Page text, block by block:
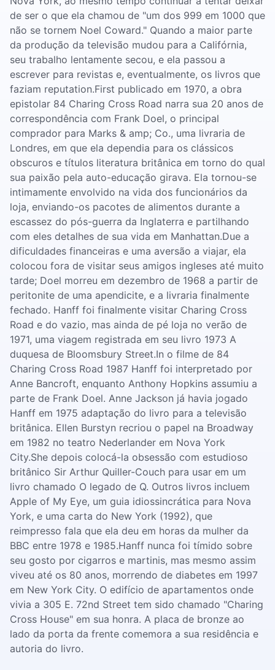
de ser o que ela chamou de "um dos 999 em 1000 que
não se tornem Noel Coward." Quando a maior parte
da produção da televisão mudou para a Califórnia,
seu trabalho lentamente secou, ​​e ela passou a
escrever para revistas e, eventualmente, os livros que
faziam reputation.First publicado em 1970, a obra
epistolar 84 Charing Cross Road narra sua 20 anos de
correspondência com Frank Doel, o principal
comprador para Marks & amp; Co., uma livraria de
Londres, em que ela dependia para os clássicos
obscuros e títulos literatura britânica em torno do qual
sua paixão pela auto-educação girava. Ela tornou-se
intimamente envolvido na vida dos funcionários da
loja, enviando-os pacotes de alimentos durante a
escassez do pós-guerra da Inglaterra e partilhando
com eles detalhes de sua vida em Manhattan.Due a
dificuldades financeiras e uma aversão a viajar, ela
colocou fora de visitar seus amigos ingleses até muito
tarde; Doel morreu em dezembro de 1968 a partir de
peritonite de uma apendicite, e a livraria finalmente
fechado. Hanff foi finalmente visitar Charing Cross
Road e do vazio, mas ainda de pé loja no verão de
1971, uma viagem registrada em seu livro 1973 A
duquesa de Bloomsbury Street.In o filme de 84
Charing Cross Road 1987 Hanff foi interpretado por
Anne Bancroft, enquanto Anthony Hopkins assumiu a
parte de Frank Doel. Anne Jackson já havia jogado
Hanff em 1975 adaptação do livro para a televisão
britânica. Ellen Burstyn recriou o papel na Broadway
em 1982 no teatro Nederlander em Nova York
City.She depois colocá-la obsessão com estudioso
britânico Sir Arthur Quiller-Couch para usar em um
livro chamado O legado de Q. Outros livros incluem
Apple of My Eye, um guia idiossincrática para Nova
York, e uma carta do New York (1992), que
reimpresso fala que ela deu em horas da mulher da
BBC entre 1978 e 1985.Hanff nunca foi tímido sobre
seu gosto por cigarros e martinis, mas mesmo assim
viveu até os 80 anos, morrendo de diabetes em 1997
em New York City. O edifício de apartamentos onde
vivia a 305 E. 72nd Street tem sido chamado "Charing
Cross House" em sua honra. A placa de bronze ao
lado da porta da frente comemora a sua residência e
autoria do livro.